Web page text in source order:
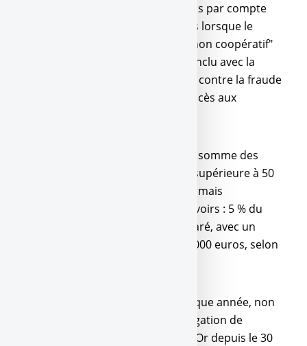
par une amende fixe de 1 500 euros par compte
non déclaré, portée à 10 000 euros lorsque le
compte est ouvert dans un pays "non coopératif"
(c’est-à-dire un pays qui n’a pas conclu avec la
France de convention d’assistance contre la fraude
et l’évasion fiscales permettant l’accès aux
Depuis le 16 mars 2012, lorsque la somme des
comptes à l’étranger est égale ou supérieure à 50
000 euros, cette amende est désormais
proportionnelle au montant des avoirs : 5 % du
solde de chaque compte non déclaré, avec un
plancher de 1 500 euros ou de 10 000 euros, selon
Cette amende est appliquée à chaque année, non
prescrite, au titre de laquelle l’obligation de
déclaration n’a pas été respectée. Or depuis le 30